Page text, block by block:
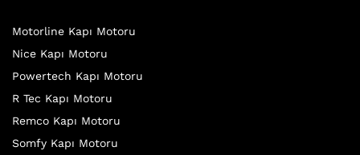
Motorline Kapı Motoru
Nice Kapı Motoru
Powertech Kapı Motoru
R Tec Kapı Motoru
Remco Kapı Motoru
Somfy Kapı Motoru